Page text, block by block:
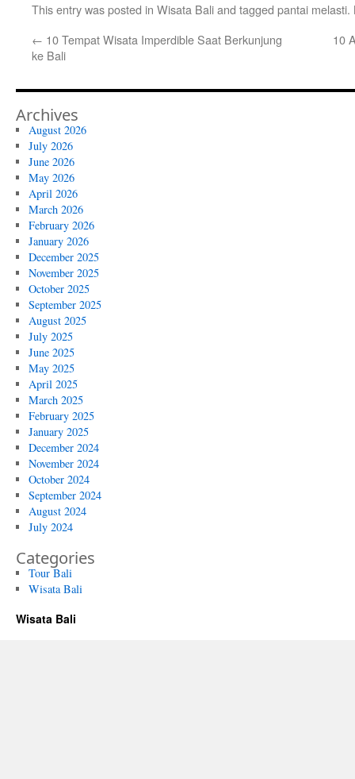
This entry was posted in Wisata Baliand tagged pantai melasti.
← 10 Tempat Wisata Imperdible Saat Berkunjung
ke Bali
10
Archives
August 2026
July 2026
June 2026
May 2026
April 2026
March 2026
February 2026
January 2026
December 2025
November 2025
October 2025
September 2025
August 2025
July 2025
June 2025
May 2025
April 2025
March 2025
February 2025
January 2025
December 2024
November 2024
October 2024
September 2024
August 2024
July 2024
Categories
Tour Bali
Wisata Bali
Wisata Bali